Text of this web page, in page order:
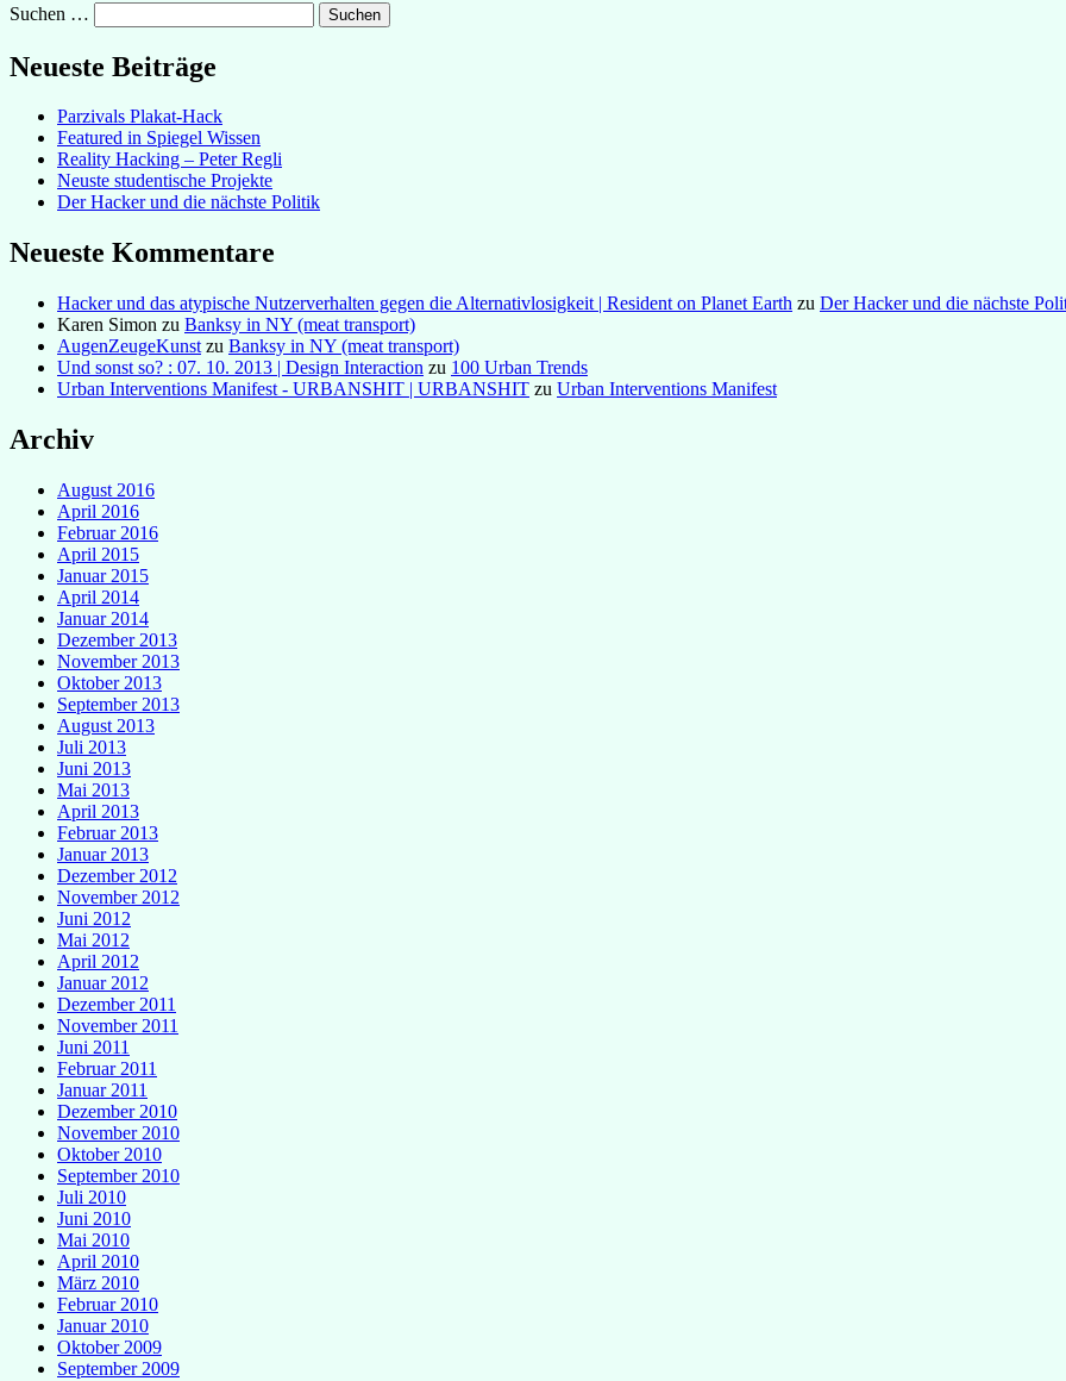
Suchen …
Neueste Beiträge
Parzivals Plakat-Hack
Featured in Spiegel Wissen
Reality Hacking – Peter Regli
Neuste studentische Projekte
Der Hacker und die nächste Politik
Neueste Kommentare
Hacker und das atypische Nutzerverhalten gegen die Alternativlosigkeit | Resident on Planet Earth zu Der Hacker und die nächste
Karen Simon zu Banksy in NY (meat transport)
AugenZeugeKunst zu Banksy in NY (meat transport)
Und sonst so? : 07. 10. 2013 | Design Interaction zu 100 Urban Trends
Urban Interventions Manifest - URBANSHIT | URBANSHIT zu Urban Interventions Manifest
Archiv
August 2016
April 2016
Februar 2016
April 2015
Januar 2015
April 2014
Januar 2014
Dezember 2013
November 2013
Oktober 2013
September 2013
August 2013
Juli 2013
Juni 2013
Mai 2013
April 2013
Februar 2013
Januar 2013
Dezember 2012
November 2012
Juni 2012
Mai 2012
April 2012
Januar 2012
Dezember 2011
November 2011
Juni 2011
Februar 2011
Januar 2011
Dezember 2010
November 2010
Oktober 2010
September 2010
Juli 2010
Juni 2010
Mai 2010
April 2010
März 2010
Februar 2010
Januar 2010
Oktober 2009
September 2009